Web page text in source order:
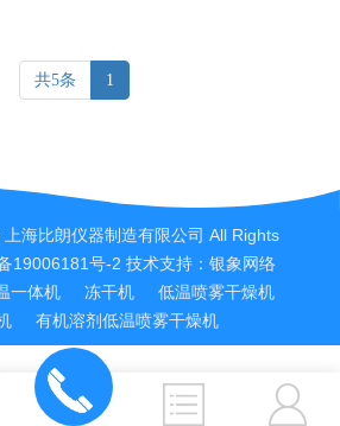
共5条 1
海比朗仪器制造有限公司 All Rights
19006181号-2 技术支持：银象网络
一体机 冻干机
低温喷雾干燥机
有机溶剂低温喷雾干燥机